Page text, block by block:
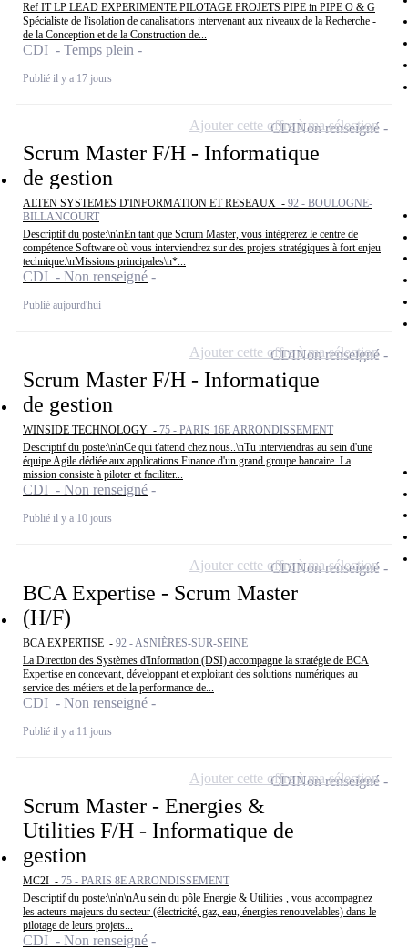
Ref IT LP LEAD EXPERIMENTE PILOTAGE PROJETS PIPE in PIPE O & G
Spécialiste de l'isolation de canalisations intervenant aux niveaux de la Recherche -
de la Conception et de la Construction de...
CDI - Temps plein
Publié il y a 17 jours
Scrum Master F/H - Informatique
de gestion
ALTEN SYSTEMES D'INFORMATION ET RESEAUX - 92 - BOULOGNE-
BILLANCOURT
Descriptif du poste:\n\nEn tant que Scrum Master, vous intégrerez le centre de
compétence Software où vous interviendrez sur des projets stratégiques à fort enjeu
technique.\nMissions principales\n*...
CDI - Non renseigné
Publié aujourd'hui
CDINon renseigné
Ajouter cette offre à ma sélection
Scrum Master F/H - Informatique
de gestion
WINSIDE TECHNOLOGY - 75 - PARIS 16E ARRONDISSEMENT
Descriptif du poste:\n\nCe qui t'attend chez nous..\nTu interviendras au sein d'une
équipe Agile dédiée aux applications Finance d'un grand groupe bancaire. La
mission consiste à piloter et faciliter...
CDI - Non renseigné
Publié il y a 10 jours
CDINon renseigné
Ajouter cette offre à ma sélection
BCA Expertise - Scrum Master
(H/F)
BCA EXPERTISE - 92 - ASNIÈRES-SUR-SEINE
La Direction des Systèmes d'Information (DSI) accompagne la stratégie de BCA
Expertise en concevant, développant et exploitant des solutions numériques au
service des métiers et de la performance de...
CDI - Non renseigné
Publié il y a 11 jours
CDINon renseigné
Ajouter cette offre à ma sélection
Scrum Master - Energies &
Utilities F/H - Informatique de
gestion
MC2I - 75 - PARIS 8E ARRONDISSEMENT
Descriptif du poste:\n\n\nAu sein du pôle Energie & Utilities , vous accompagnez
les acteurs majeurs du secteur (électricité, gaz, eau, énergies renouvelables) dans le
pilotage de leurs projets...
CDI - Non renseigné
CDINon renseigné
Ajouter cette offre à ma sélection